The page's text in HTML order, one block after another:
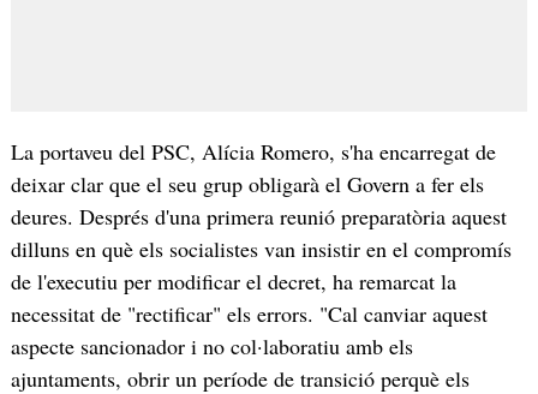
La portaveu del PSC, Alícia Romero, s'ha encarregat de
deixar clar que el seu grup obligarà el Govern a fer els
deures. Després d'una primera reunió preparatòria aquest
dilluns en què els socialistes van insistir en el compromís
de l'executiu per modificar el decret, ha remarcat la
necessitat de "rectificar" els errors. "Cal canviar aquest
aspecte sancionador i no col·laboratiu amb els
ajuntaments, obrir un període de transició perquè els